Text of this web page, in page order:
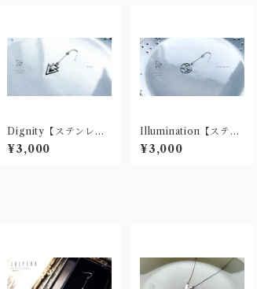
Dignity【ステンレス
製ピアス(樹脂ノンホ
ール有)】
¥3,000
Illumination【ステン
レス製ピアス(樹脂ノ
ンホール有)】
¥3,000